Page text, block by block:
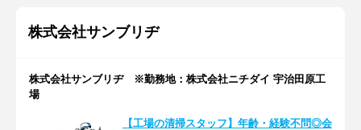
株式会社サンブリヂ
株式会社サンブリヂ ※勤務地：株式会社ニチダイ 宇治田原工
場
【工場の清掃スタッフ】年齢・経験不問◎会